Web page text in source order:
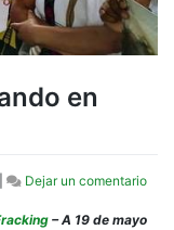
en
Dejar un comentarioen
– A 19 de mayo